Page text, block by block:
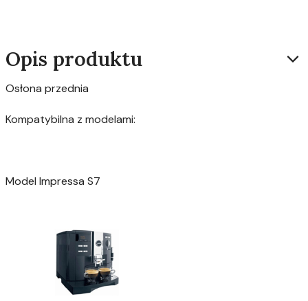
Opis produktu
Osłona przednia
Kompatybilna z modelami:
Model Impressa S7